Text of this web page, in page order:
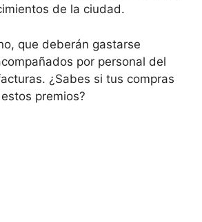
de la ciudad.
que deberán gastarse
por personal del
¿Sabes si tus compras
premios?